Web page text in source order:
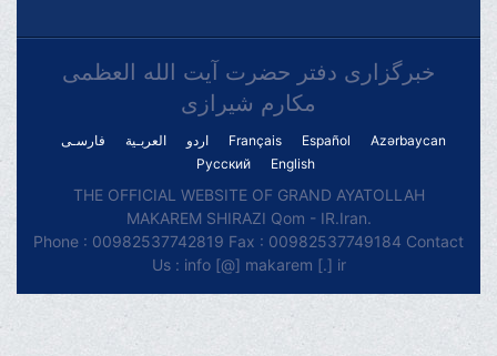
خبرگزاری دفتر حضرت آیت الله العظمی
مکارم شیرازی
فارسـی العربـیة اردو Français Español
Azərbaycan
Русский
English
THE OFFICIAL WEBSITE OF GRAND AYATOLLAH
MAKAREM SHIRAZI Qom - IR.Iran.
Phone : 00982537742819 Fax : 00982537749184 Contact
Us : info [@] makarem [.] ir